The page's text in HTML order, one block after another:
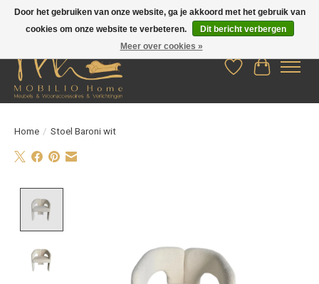
Verlanglijst
Home / Stoel Baroni wit
Door het gebruiken van onze website, ga je akkoord met het gebruik van
cookies om onze website te verbeteren.
Dit bericht verbergen
Meer over cookies »